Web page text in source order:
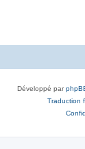
Développé par
Traduction